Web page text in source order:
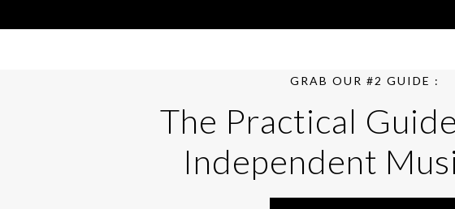
GRAB OUR #2 GUIDE :
The Practical
Independent